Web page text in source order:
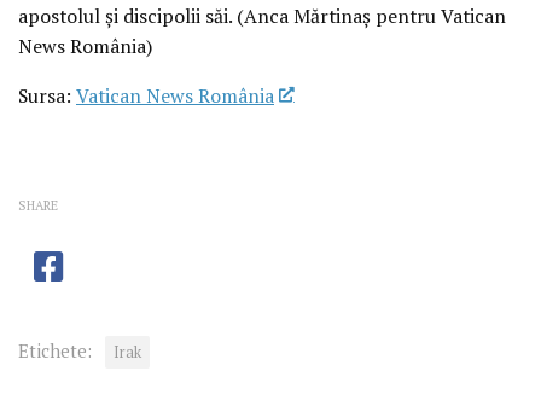
apostolul și discipolii săi. (Anca Mărtinaș pentru Vatican
News România)
Sursa: Vatican News România
SHARE
Etichete: Irak